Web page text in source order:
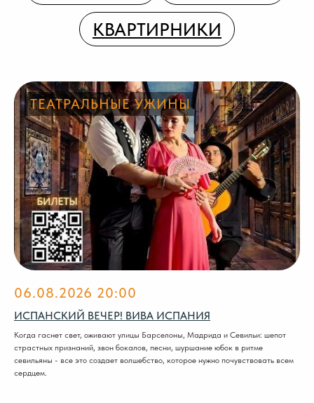
КВАРТИРНИКИ
ТЕАТРАЛЬНЫЕ УЖИНЫ
06.08.2026 20:00
ИСПАНСКИЙ ВЕЧЕР! ВИВА ИСПАНИЯ
Когда гаснет свет, оживают улицы Барселоны, Мадрида и Севильи: шепот
страстных признаний, звон бокалов, песни, шуршание юбок в ритме
севильяны - все это создает волшебство, которое нужно почувствовать всем
сердцем.